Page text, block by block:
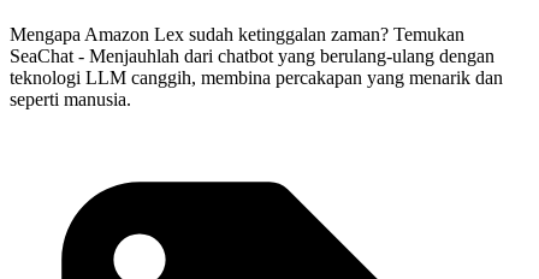
Mengapa Amazon Lex sudah ketinggalan zaman? Temukan
SeaChat - Menjauhlah dari chatbot yang berulang-ulang dengan
teknologi LLM canggih, membina percakapan yang menarik dan
seperti manusia.